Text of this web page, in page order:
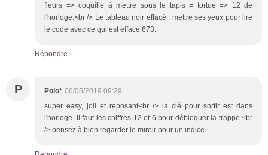
fleurs => coquille à mettre sous le tapis = tortue => 12 de
l'horloge.<br /> Le tableau noir effacé : mettre ses yeux pour lire
le code avec ce qui est effacé 673.
Répondre
P Polo* 06/05/2019 09:29
super easy, joli et reposant<br /> la clé pour sortir est dans
l'horloge. il faut les chiffres 12 et 6 pour débloquer la trappe.<br
/> pensez à bien regarder le miroir pour un indice.